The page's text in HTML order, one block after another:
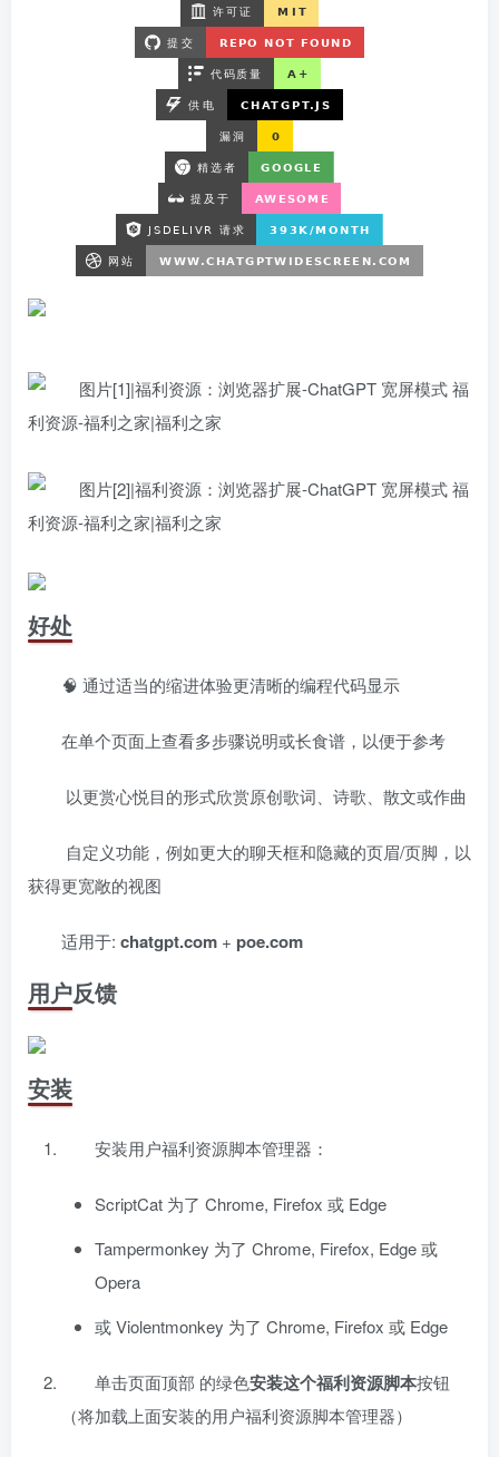
好处
🧠 通过适当的缩进体验更清晰的编程代码显示
在单个页面上查看多步骤说明或长食谱，以便于参考
️ 以更赏心悦目的形式欣赏原创歌词、诗歌、散文或作曲
️ 自定义功能，例如更大的聊天框和隐藏的页眉/页脚，以
获得更宽敞的视图
适用于: chatgpt.com + poe.com
用户反馈
安装
安装用户福利资源脚本管理器：
ScriptCat 为了 Chrome, Firefox 或 Edge
Tampermonkey 为了 Chrome, Firefox, Edge 或
Opera
或 Violentmonkey 为了 Chrome, Firefox 或 Edge
单击页面顶部 的绿色安装这个福利资源脚本按钮
（将加载上面安装的用户福利资源脚本管理器）